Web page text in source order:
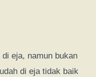
eja, namun bukan
di eja tidak baik